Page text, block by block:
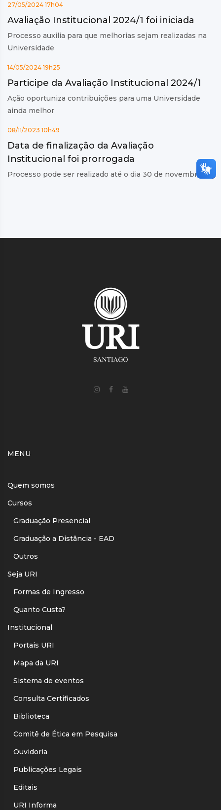
27/05/2024 17h04
Avaliação Institucional 2024/1 foi iniciada
Processo auxilia para que melhorias sejam realizadas na
Universidade
14/05/2024 19h25
Participe da Avaliação Institucional 2024/1
Ação oportuniza contribuições para uma Universidade
ainda melhor
08/11/2023 10h49
Data de finalização da Avaliação
Institucional foi prorrogada
Processo pode ser realizado até o dia 30 de novembro
MENU
Quem somos
Cursos
Graduação Presencial
Graduação a Distância - EAD
Outros
Seja URI
Formas de Ingresso
Quanto Custa?
Institucional
Portais URI
Mapa da URI
Sistema de eventos
Consulta Certificados
Biblioteca
Comitê de Ética em Pesquisa
Ouvidoria
Publicações Legais
Editais
URI Informa